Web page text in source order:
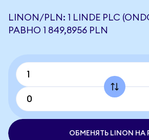
LINON/PLN: 1 LINDE PLC
РАВНО 1 849,8956 PLN
ОБМЕНЯТЬ LINON НА